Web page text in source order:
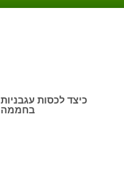
כיצד לכסות עגבניות
בחממה